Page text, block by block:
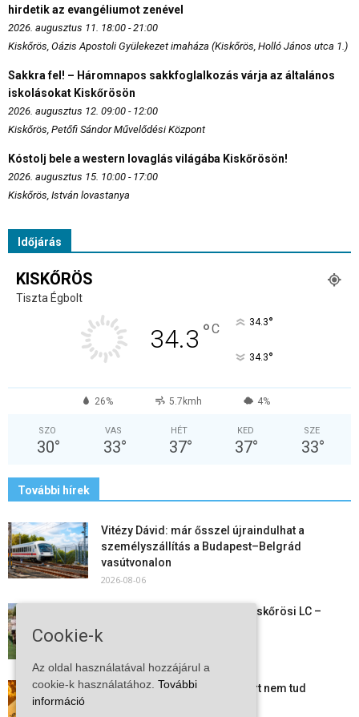
hirdetik az evangéliumot zenével
2026. augusztus 11. 18:00 - 21:00
Kiskőrös, Oázis Apostoli Gyülekezet imaháza (Kiskőrös, Holló János utca 1.)
Sakkra fel! – Háromnapos sakkfoglalkozás várja az általános
iskolásokat Kiskőrösön
2026. augusztus 12. 09:00 - 12:00
Kiskőrös, Petőfi Sándor Művelődési Központ
Kóstolj bele a western lovaglás világába Kiskőrösön!
2026. augusztus 15. 10:00 - 17:00
Kiskőrös, István lovastanya
Időjárás
KISKŐRÖS
Tiszta Égbolt
34.3 °C 34.3°
34.3°
26% 5.7kmh 4%
SZO
30°
VAS
33°
HÉT
37°
KED
37°
SZE
33°
További hírek
Vitézy Dávid: már ősszel újraindulhat a
személyszállítás a Budapest–Belgrád
vasútvonalon
2026-08-06
Megkezdte a felkészülést a Kiskőrösi LC –
2026-08-06
Mi történik Európa felett? Ezért nem tud
Cookie-k
Az oldal használatával hozzájárul a
cookie-k használatához. További
információ